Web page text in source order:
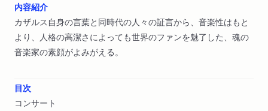
内容紹介
カザルス自身の言葉と同時代の人々の証言から、音楽性はもと
より、人格の高潔さによっても世界のファンを魅了した、魂の
音楽家の素顔がよみがえる。
目次
コンサート